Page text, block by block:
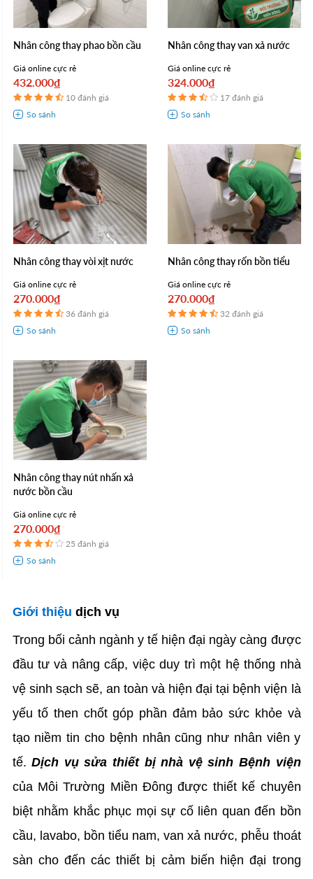
Nhân công thay phao bồn cầu
Giá online cực rẻ
432.000₫
10 đánh giá
Nhân công thay van xả nước
Giá online cực rẻ
324.000₫
17 đánh giá
Nhân công thay vòi xịt nước
Giá online cực rẻ
270.000₫
36 đánh giá
Nhân công thay rốn bồn tiểu
Giá online cực rẻ
270.000₫
32 đánh giá
Nhân công thay nút nhấn xả
nước bồn cầu
Giá online cực rẻ
270.000₫
25 đánh giá
Giới thiệu dịch vụ
Trong bối cảnh ngành y tế hiện đại ngày càng được
đầu tư và nâng cấp, việc duy trì một hệ thống nhà
vệ sinh sạch sẽ, an toàn và hiện đại tại bệnh viện là
yếu tố then chốt góp phần đảm bảo sức khỏe và
tạo niềm tin cho bệnh nhân cũng như nhân viên y
tế.Dịch vụ sửa thiết bị nhà vệ sinh Bệnh viện
của Môi Trường Miền Đông được thiết kế chuyên
biệt nhằm khắc phục mọi sự cố liên quan đến bồn
cầu, lavabo, bồn tiểu nam, van xả nước, phễu thoát
sàn cho đến các thiết bị cảm biến hiện đại trong